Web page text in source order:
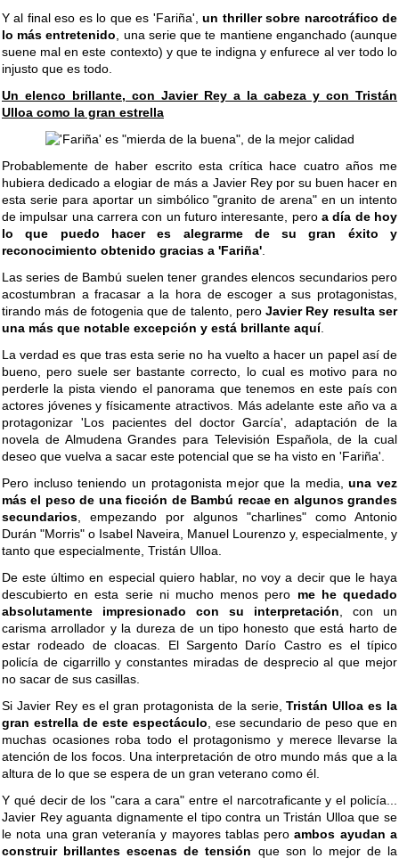
Y al final eso es lo que es 'Fariña',un thriller sobre narcotráfico de
lo más entretenido , una serie que te mantiene enganchado (aunque
suene mal en este contexto) y que te indigna y enfurece al ver todo lo
injusto que es todo.
Un elenco brillante, con Javier Rey a la cabeza y con Tristán
Ulloa como la gran estrella
Probablemente de haber escrito esta crítica hace cuatro años me
hubiera dedicado a elogiar de más a Javier Rey por su buen hacer en
esta serie para aportar un simbólico "granito de arena" en un intento
de impulsar una carrera con un futuro interesante, pero a día de hoy
lo que puedo hacer es alegrarme de su gran éxito y
reconocimiento obtenido gracias a 'Fariña'
Las series de Bambú suelen tener grandes elencos secundarios pero
acostumbran a fracasar a la hora de escoger a sus protagonistas,
tirando más de fotogenia que de talento, peroJavier Rey resulta ser
una más que notable excepción y está brillante aquí.
La verdad es que tras esta serie no ha vuelto a hacer un papel así de
bueno, pero suele ser bastante correcto, lo cual es motivo para no
perderle la pista viendo el panorama que tenemos en este país con
actores jóvenes y físicamente atractivos. Más adelante este año va a
protagonizar 'Los pacientes del doctor García', adaptación de la
novela de Almudena Grandes para Televisión Española, de la cual
deseo que vuelva a sacar este potencial que se ha visto en 'Fariña'.
Pero incluso teniendo un protagonista mejor que la media,una vez
más el peso de una ficción de Bambú recae en algunos grandes
secundarios , empezando por algunos "charlines" como Antonio
Durán "Morris" o Isabel Naveira, Manuel Lourenzo y, especialmente, y
tanto que especialmente, Tristán Ulloa.
De este último en especial quiero hablar, no voy a decir que le haya
descubierto en esta serie ni mucho menos pero me he quedado
absolutamente impresionado con su interpretación , con un
carisma arrollador y la dureza de un tipo honesto que está harto de
estar rodeado de cloacas. El Sargento Darío Castro es el típico
policía de cigarrillo y constantes miradas de desprecio al que mejor
no sacar de sus casillas.
Si Javier Rey es el gran protagonista de la serie,Tristán Ulloa es la
gran estrella de este espectáculo , ese secundario de peso que en
muchas ocasiones roba todo el protagonismo y merece llevarse la
atención de los focos. Una interpretación de otro mundo más que a la
altura de lo que se espera de un gran veterano como él.
Y qué decir de los "cara a cara" entre el narcotraficante y el policía...
Javier Rey aguanta dignamente el tipo contra un Tristán Ulloa que se
le nota una gran veteranía y mayores tablas peroambos ayudan a
construir brillantes escenas de tensión que son lo mejor de la